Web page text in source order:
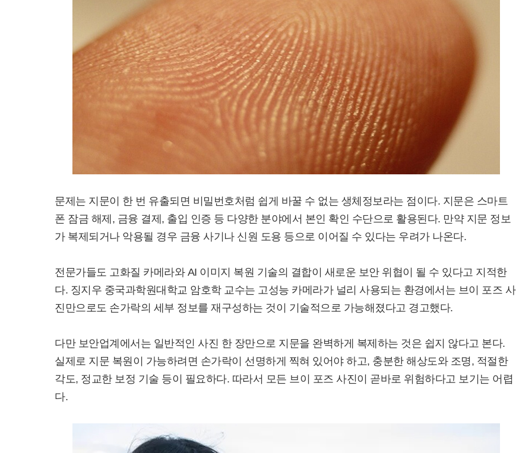
문제는 지문이 한 번 유출되면 비밀번호처럼 쉽게 바꿀 수 없는 생체정보라는 점이다. 지문은 스마트
폰 잠금 해제, 금융 결제, 출입 인증 등 다양한 분야에서 본인 확인 수단으로 활용된다. 만약 지문 정보
가 복제되거나 악용될 경우 금융 사기나 신원 도용 등으로 이어질 수 있다는 우려가 나온다.
전문가들도 고화질 카메라와 AI 이미지 복원 기술의 결합이 새로운 보안 위협이 될 수 있다고 지적한
다. 징지우 중국과학원대학교 암호학 교수는 고성능 카메라가 널리 사용되는 환경에서는 브이 포즈 사
진만으로도 손가락의 세부 정보를 재구성하는 것이 기술적으로 가능해졌다고 경고했다.
다만 보안업계에서는 일반적인 사진 한 장만으로 지문을 완벽하게 복제하는 것은 쉽지 않다고 본다.
실제로 지문 복원이 가능하려면 손가락이 선명하게 찍혀 있어야 하고, 충분한 해상도와 조명, 적절한
각도, 정교한 보정 기술 등이 필요하다. 따라서 모든 브이 포즈 사진이 곧바로 위험하다고 보기는 어렵
다.